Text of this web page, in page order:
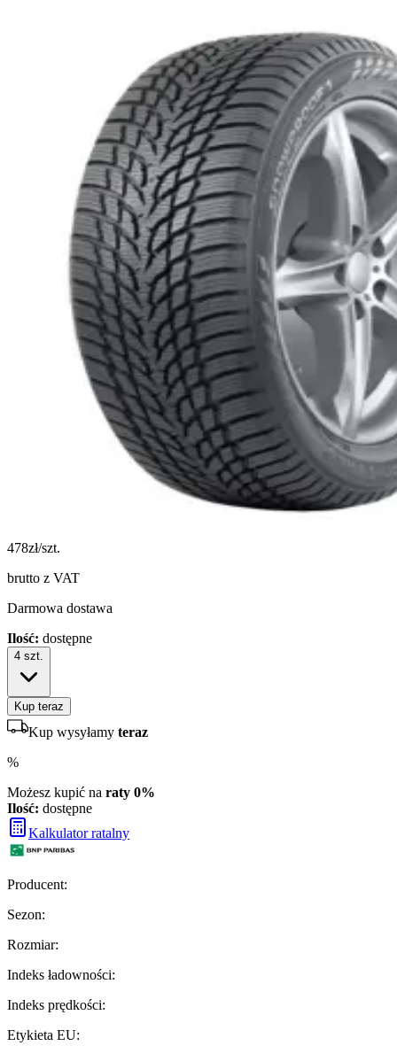
478zł/szt.
brutto z VAT
Darmowa dostawa
Ilość: dostępne
4 szt.
Kup teraz
Kup wysyłamy teraz
%
Możesz kupić na raty 0%
Ilość: dostępne
Kalkulator ratalny
Producent:
Sezon:
Rozmiar:
Indeks ładowności:
Indeks prędkości:
Etykieta EU: